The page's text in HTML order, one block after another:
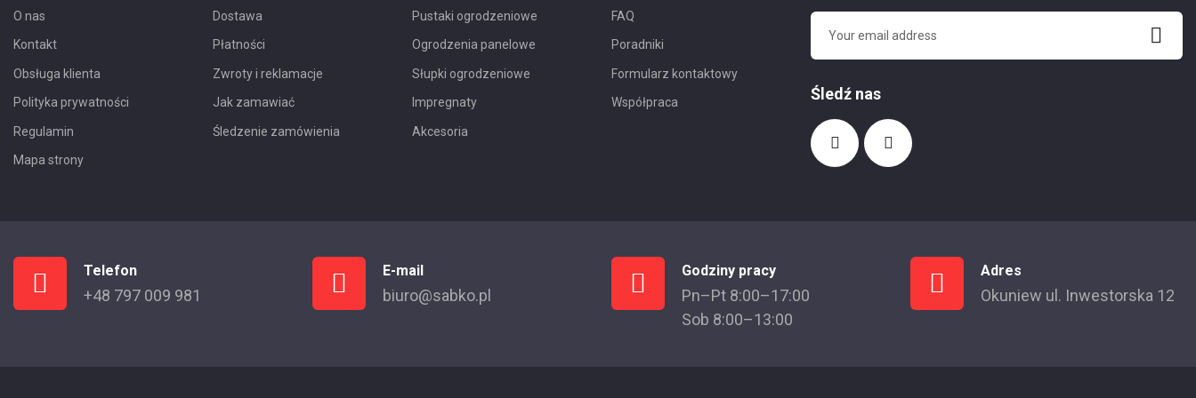
O nas
Kontakt
Obsługa klienta
Polityka prywatności
Regulamin
Mapa strony
Dostawa
Płatności
Zwroty i reklamacje
Jak zamawiać
Śledzenie zamówienia
Pustaki ogrodzeniowe
Ogrodzenia panelowe
Słupki ogrodzeniowe
Impregnaty
Akcesoria
FAQ
Poradniki
Formularz kontaktowy
Współpraca Śledź nas
Telefon
+48 797 009 981
E-mail
biuro@sabko.pl
Godziny pracy
Pn–Pt 8:00–17:00
Sob 8:00–13:00
Adres
Okuniew ul. Inwestorska 12